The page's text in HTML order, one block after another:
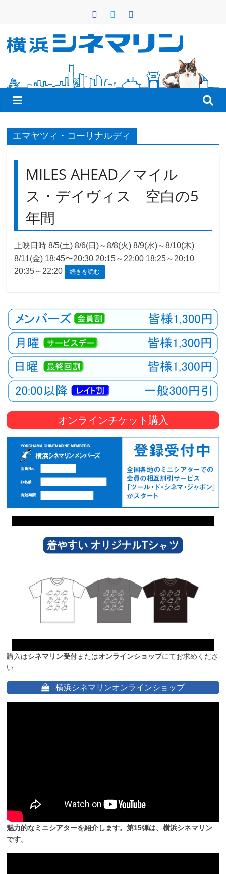
ン
横
浜
シ
ネ
マ
リ
ン
観
た
は
の
で
エマヤツィ・コーリナルディ
MILES AHEAD／マイル
ス・デイヴィス 空白の5
年間
上映日時 8/5(土) 8/6(日)～8/8(火) 8/9(水)～8/10(木)
8/11(金) 18:45〜20:30 20:15～22:00 18:25～20:10
20:35～22:20
続きを読む
オンラインチケット購入
購入はシネマリン受付またはオンラインショップにてお求めくださ
い
横浜シネマリンオンラインショップ
魅力的なミニシアターを紹介します。第15弾は、横浜シネマリン
です。